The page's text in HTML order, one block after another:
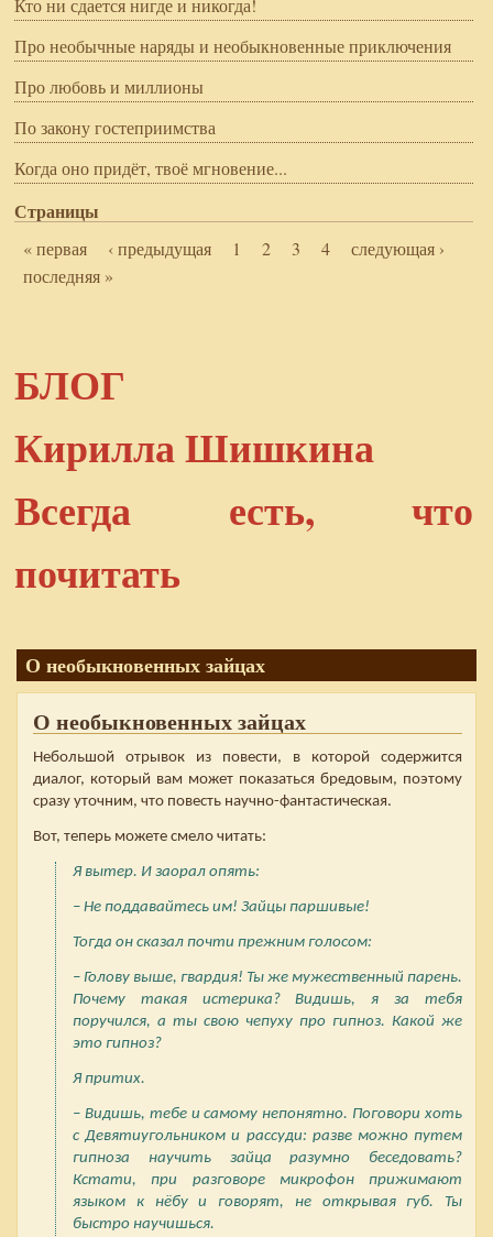
Кто ни сдается нигде и никогда!
Про необычные наряды и необыкновенные приключения
Про любовь и миллионы
По закону гостеприимства
Когда оно придёт, твоё мгновение...
Страницы
« первая ‹ предыдущая 1 2 3 4
следующая ›
последняя »
БЛОГ
Кирилла Шишкина
Всегда есть, что
почитать
О необыкновенных зайцах
О необыкновенных зайцах
Небольшой отрывок из повести, в которой содержится
диалог, который вам может показаться бредовым, поэтому
сразу уточним, что повесть научно-фантастическая.
Вот, теперь можете смело читать:
Я вытер. И заорал опять:
– Не поддавайтесь им! Зайцы паршивые!
Тогда он сказал почти прежним голосом:
– Голову выше, гвардия! Ты же мужественный парень.
Почему такая истерика? Видишь, я за тебя
поручился, а ты свою чепуху про гипноз. Какой же
это гипноз?
Я притих.
– Видишь, тебе и самому непонятно. Поговори хоть
с Девятиугольником и рассуди: разве можно путем
гипноза научить зайца разумно беседовать?
Кстати, при разговоре микрофон прижимают
языком к нёбу и говорят, не открывая губ. Ты
быстро научишься.